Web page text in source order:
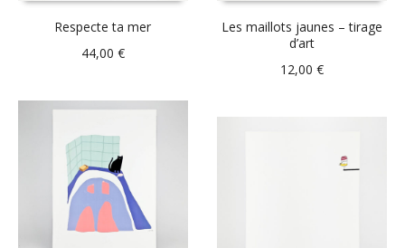
Respecte ta mer
44,00 €
Les maillots jaunes – tirage
d’art
12,00€